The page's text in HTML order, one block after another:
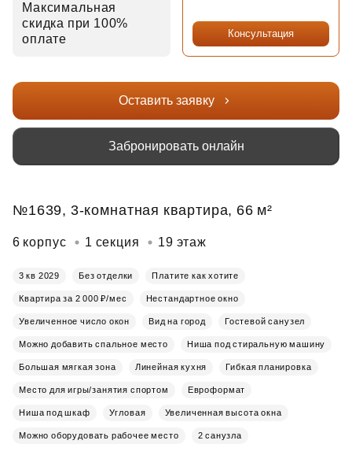
Максимальная
скидка при 100%
оплате
Консультация
Оставить заявку
Забронировать онлайн
№1639, 3-комнатная квартира, 66 м²
6 корпус 1 секция 19 этаж
3 кв 2029 Без отделки Платите как хотите
Квартира за 2 000 ₽/мес Нестандартное окно
Увеличенное число окон Вид на город Гостевой санузел
Можно добавить спальное место Ниша под стиральную машину
Большая мягкая зона Линейная кухня Гибкая планировка
Место для игры/занятия спортом Евроформат
Ниша под шкаф Угловая Увеличенная высота окна
Можно оборудовать рабочее место 2 санузла